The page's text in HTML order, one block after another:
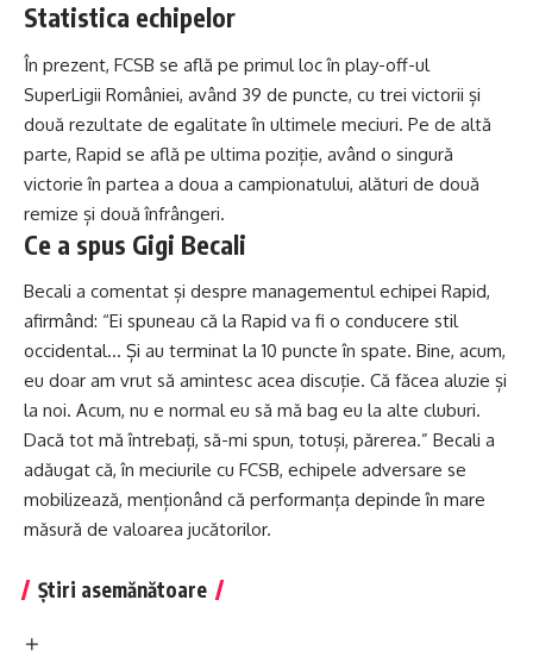
Statistica echipelor
În prezent, FCSB se află pe primul loc în play-off-ul
SuperLigii României, având 39 de puncte, cu trei victorii și
două rezultate de egalitate în ultimele meciuri. Pe de altă
parte, Rapid se află pe ultima poziție, având o singură
victorie în partea a doua a campionatului, alături de două
remize și două înfrângeri.
Ce a spus Gigi Becali
Becali a comentat și despre managementul echipei Rapid,
afirmând: “Ei spuneau că la Rapid va fi o conducere stil
occidental… Și au terminat la 10 puncte în spate. Bine, acum,
eu doar am vrut să amintesc acea discuție. Că făcea aluzie și
la noi. Acum, nu e normal eu să mă bag eu la alte cluburi.
Dacă tot mă întrebați, să-mi spun, totuși, părerea.” Becali a
adăugat că, în meciurile cu FCSB, echipele adversare se
mobilizează, menționând că performanța depinde în mare
măsură de valoarea jucătorilor.
Știri asemănătoare